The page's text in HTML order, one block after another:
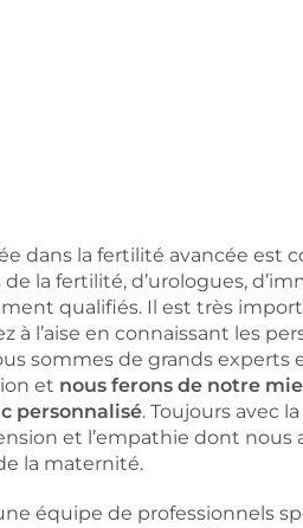
dans la fertilité avancée est
la fertilité, d’urologues,
qualifiés. Il est très
à l’aise en connaissant les
sommes de grands experts
et nous ferons de notre
personnalisé. Toujours avec la
et l’empathie dont nous
la maternité.
équipe de professionnels